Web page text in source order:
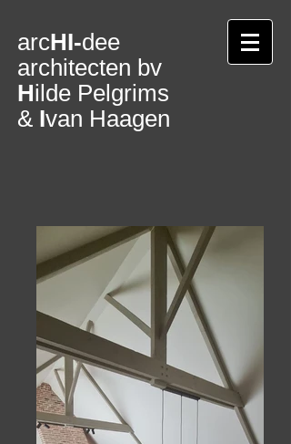
arcHI-dee
architecten bv
Hilde Pelgrims
& Ivan Haagen